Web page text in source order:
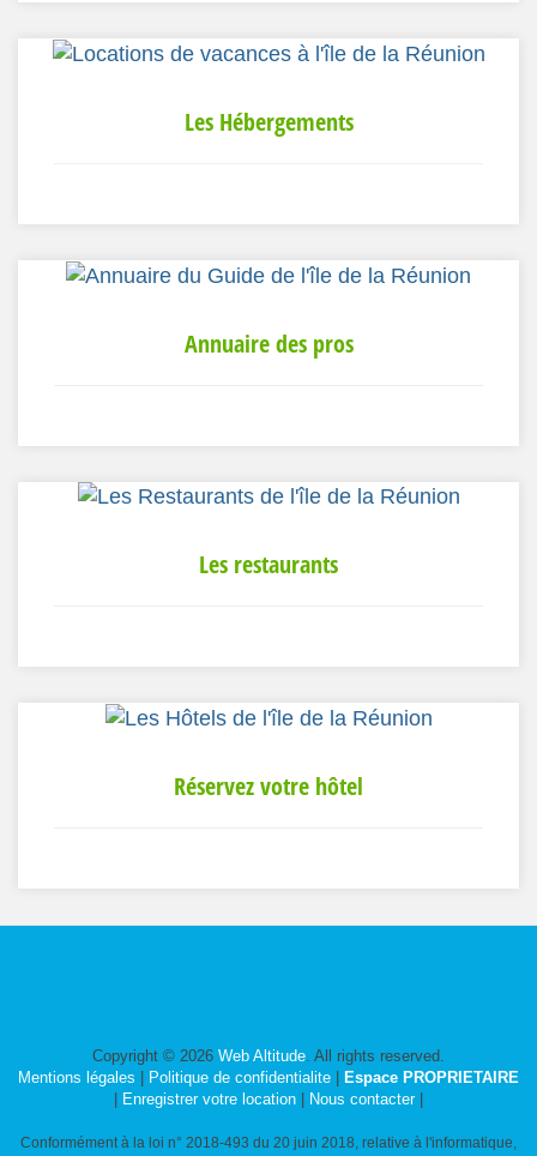
Les Hébergements
Annuaire des pros
Les restaurants
Réservez votre hôtel
Copyright © 2026 Web Altitude. All rights reserved.
Mentions légales
Politique de confidentialite
Espace PROPRIETAIRE
Enregistrer votre location Nous contacter|
Conformément à la loi n° 2018-493 du 20 juin 2018, relative à l'informatique,